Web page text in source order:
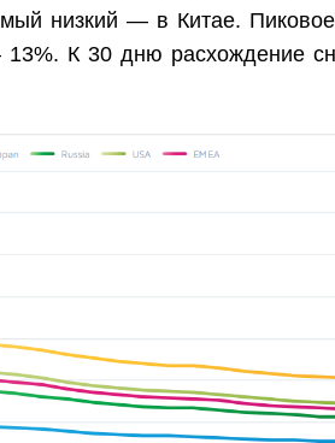
низкий — в Китае.
К 30 дню расхождение